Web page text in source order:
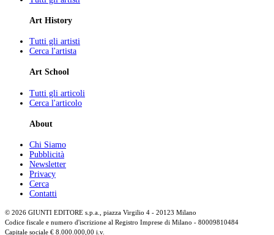
Art History
Tutti gli artisti
Cerca l'artista
Art School
Tutti gli articoli
Cerca l'articolo
About
Chi Siamo
Pubblicità
Newsletter
Privacy
Cerca
Contatti
© 2026 GIUNTI EDITORE s.p.a., piazza Virgilio 4 - 20123 Milano
Codice fiscale e numero d'iscrizione al Registro Imprese di Milano - 80009810484
Capitale sociale € 8.000.000,00 i.v.